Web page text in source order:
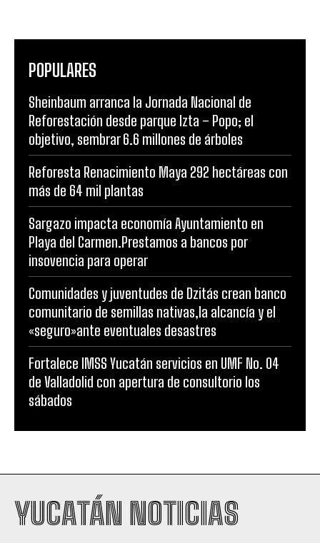
POPULARES
Sheinbaum arranca la Jornada Nacional de
Reforestación desde parque Izta – Popo; el
objetivo, sembrar 6.6 millones de árboles
Reforesta Renacimiento Maya 292 hectáreas con
más de 64 mil plantas
Sargazo impacta economía Ayuntamiento en
Playa del Carmen.Prestamos a bancos por
insovencia para operar
Comunidades y juventudes de Dzitás crean banco
comunitario de semillas nativas,la alcancía y el
«seguro»ante eventuales desastres
Fortalece IMSS Yucatán servicios en UMF No. 04
de Valladolid con apertura de consultorio los
sábados
YUCATÁN NOTICIAS